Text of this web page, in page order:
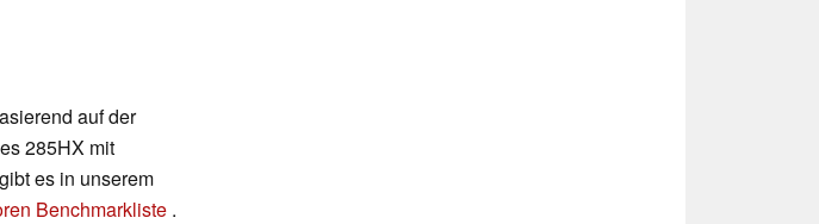
auf der
285HX mit
es in unserem
Benchmarkliste .